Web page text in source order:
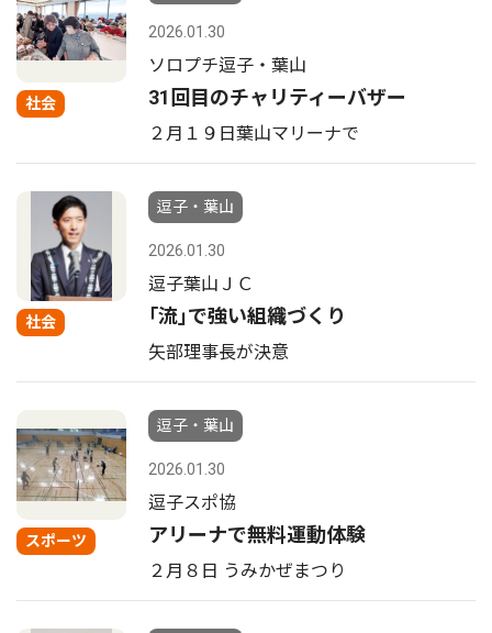
社会
2026.01.30
ソロプチ逗子・葉山
31回目のチャリティーバザー
２月１９日葉山マリーナで
社会
逗子・葉山
2026.01.30
逗子葉山ＪＣ
｢流｣で強い組織づくり
矢部理事長が決意
スポーツ
逗子・葉山
2026.01.30
逗子スポ協
アリーナで無料運動体験
２月８日 うみかぜまつり